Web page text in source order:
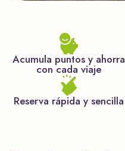
Acumula puntos y ahorra
con cada viaje
Reserva rápida y sencilla